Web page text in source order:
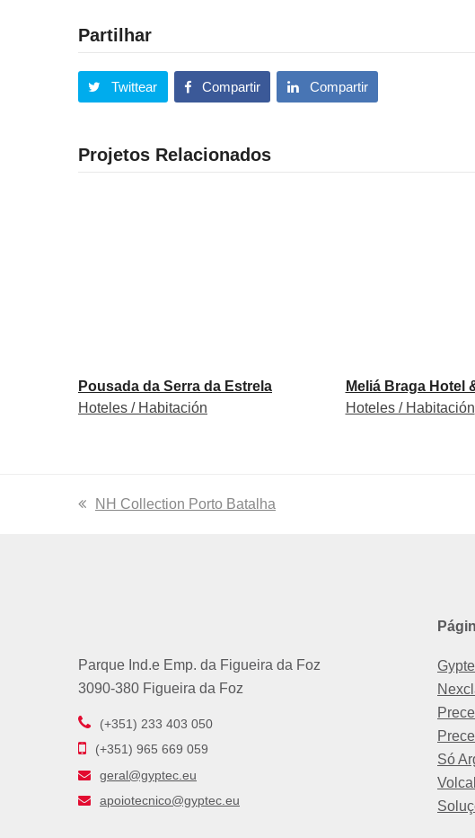
Partilhar
Twittear Compartir Compartir
Projetos Relacionados
Pousada da Serra da Estrela
Hoteles / Habitación
Meliá Braga Hotel
Hoteles / Habitación
previous
NH Collection Porto Batalha
Parque Ind.e Emp. da Figueira da Foz
3090-380 Figueira da Foz
(+351) 233 403 050
(+351) 965 669 059
geral@gyptec.eu
apoiotecnico@gyptec.eu
Só